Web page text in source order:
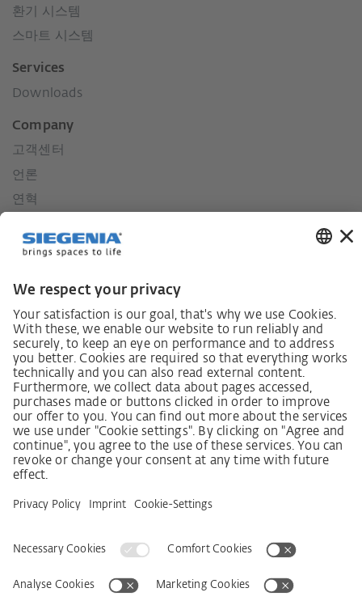
환기 시스템
스마트 시스템
Services
Downloads
Company
고객센터
언론
연혁
사회적 책임
German supply chain act
Code of Conduct
Policy statement on the human rights strategy
Complaints procedure